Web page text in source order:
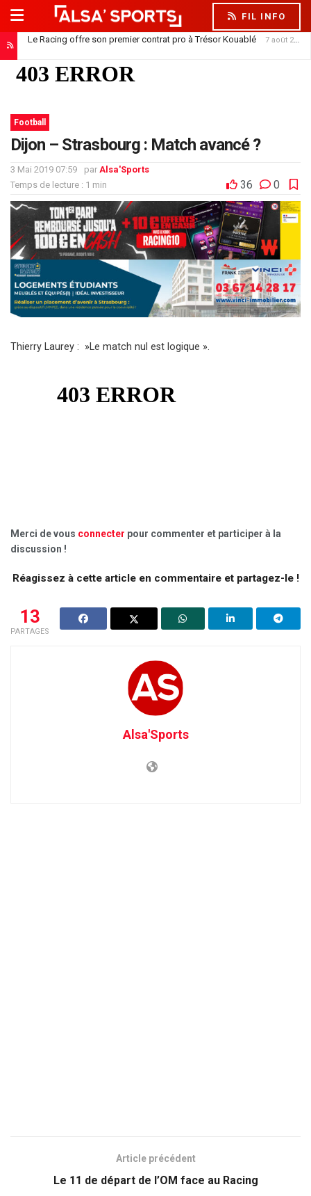
FIL INFO
Le Racing offre son premier contrat pro à Trésor Kouablé 7 août 2026
Football
Dijon – Strasbourg : Match avancé ?
3 Mai 2019 07:59 par Alsa'Sports
Temps de lecture : 1 min
36 0
Thierry Laurey : »Le match nul est logique ».
Merci de vous connecter pour commenter et participer à la
discussion !
Réagissez à cette article en commentaire et partagez-le !
13
PARTAGES
Alsa'Sports
Article précédent
Le 11 de départ de l’OM face au Racing